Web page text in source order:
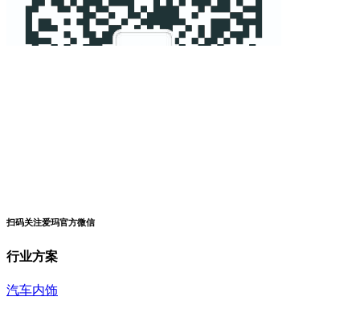
扫码关注爱玛官方微信
行业方案
汽车内饰